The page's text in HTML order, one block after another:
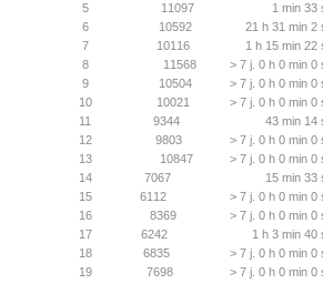
5
11097
1 min 33
6
10592
21 h 31 min 2
7
10116
1 h 15 min 22
8
11568
> 7 j. 0 h 0 min 0
9
10504
> 7 j. 0 h 0 min 0
10
10021
> 7 j. 0 h 0 min 0
11
9344
43 min 14
12
9803
> 7 j. 0 h 0 min 0
13
10847
> 7 j. 0 h 0 min 0
14
7067
15 min 33
15
6112
> 7 j. 0 h 0 min 0
16
8369
> 7 j. 0 h 0 min 0
17
6242
1 h 3 min 40
18
6835
> 7 j. 0 h 0 min 0
19
7698
> 7 j. 0 h 0 min 0